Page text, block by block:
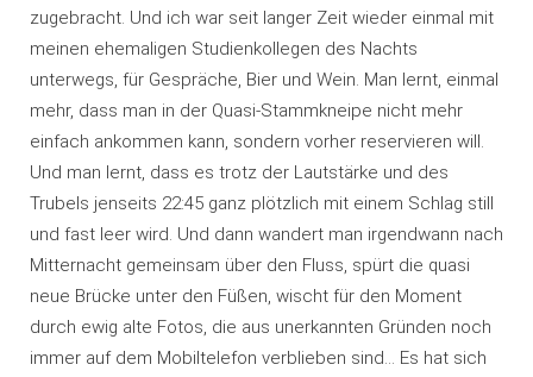
zugebracht. Und ich war seit langer Zeit wieder einmal mit
meinen ehemaligen Studienkollegen des Nachts
unterwegs, für Gespräche, Bier und Wein. Man lernt, einmal
mehr, dass man in der Quasi-Stammkneipe nicht mehr
einfach ankommen kann, sondern vorher reservieren will.
Und man lernt, dass es trotz der Lautstärke und des
Trubels jenseits 22:45 ganz plötzlich mit einem Schlag still
und fast leer wird. Und dann wandert man irgendwann nach
Mitternacht gemeinsam über den Fluss, spürt die quasi
neue Brücke unter den Füßen, wischt für den Moment
durch ewig alte Fotos, die aus unerkannten Gründen noch
immer auf dem Mobiltelefon verblieben sind… Es hat sich